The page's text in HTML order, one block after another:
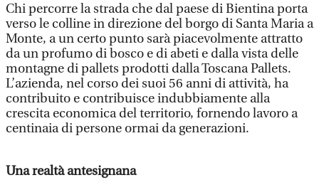
Chi percorre la strada che dal paese di Bientina porta
verso le colline in direzione del borgo di Santa Maria a
Monte, a un certo punto sarà piacevolmente attratto
da un profumo di bosco e di abeti e dalla vista delle
montagne di pallets prodotti dalla Toscana Pallets.
L’azienda, nel corso dei suoi 56 anni di attività, ha
contribuito e contribuisce indubbiamente alla
crescita economica del territorio, fornendo lavoro a
centinaia di persone ormai da generazioni.
Una realtà antesignana